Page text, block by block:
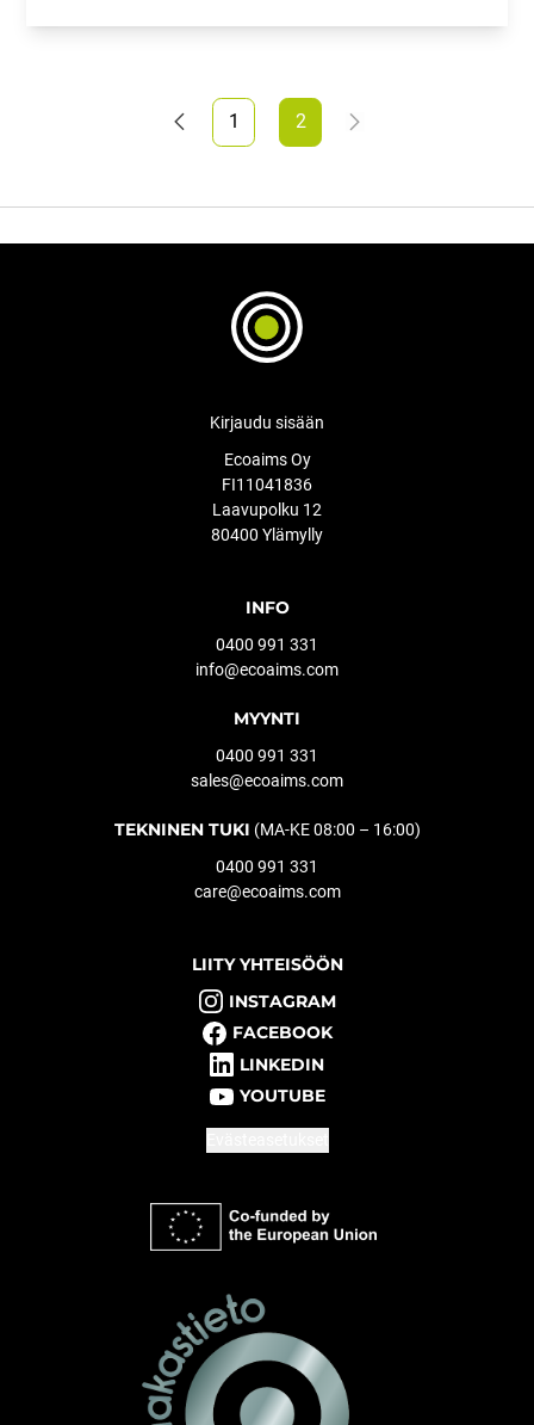
1 2
Kirjaudu sisään
Ecoaims Oy
FI11041836
Laavupolku 12
80400 Ylämylly
INFO
0400 991 331
info@ecoaims.com
MYYNTI
0400 991 331
sales@ecoaims.com
TEKNINEN TUKI (MA-KE 08:00 – 16:00)
0400 991 331
care@ecoaims.com
LIITY YHTEISÖÖN
INSTAGRAM
FACEBOOK
LINKEDIN
YOUTUBE